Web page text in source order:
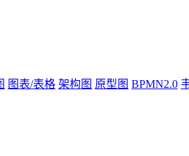
图表/表格 架构图 原型图 BPMN2.0